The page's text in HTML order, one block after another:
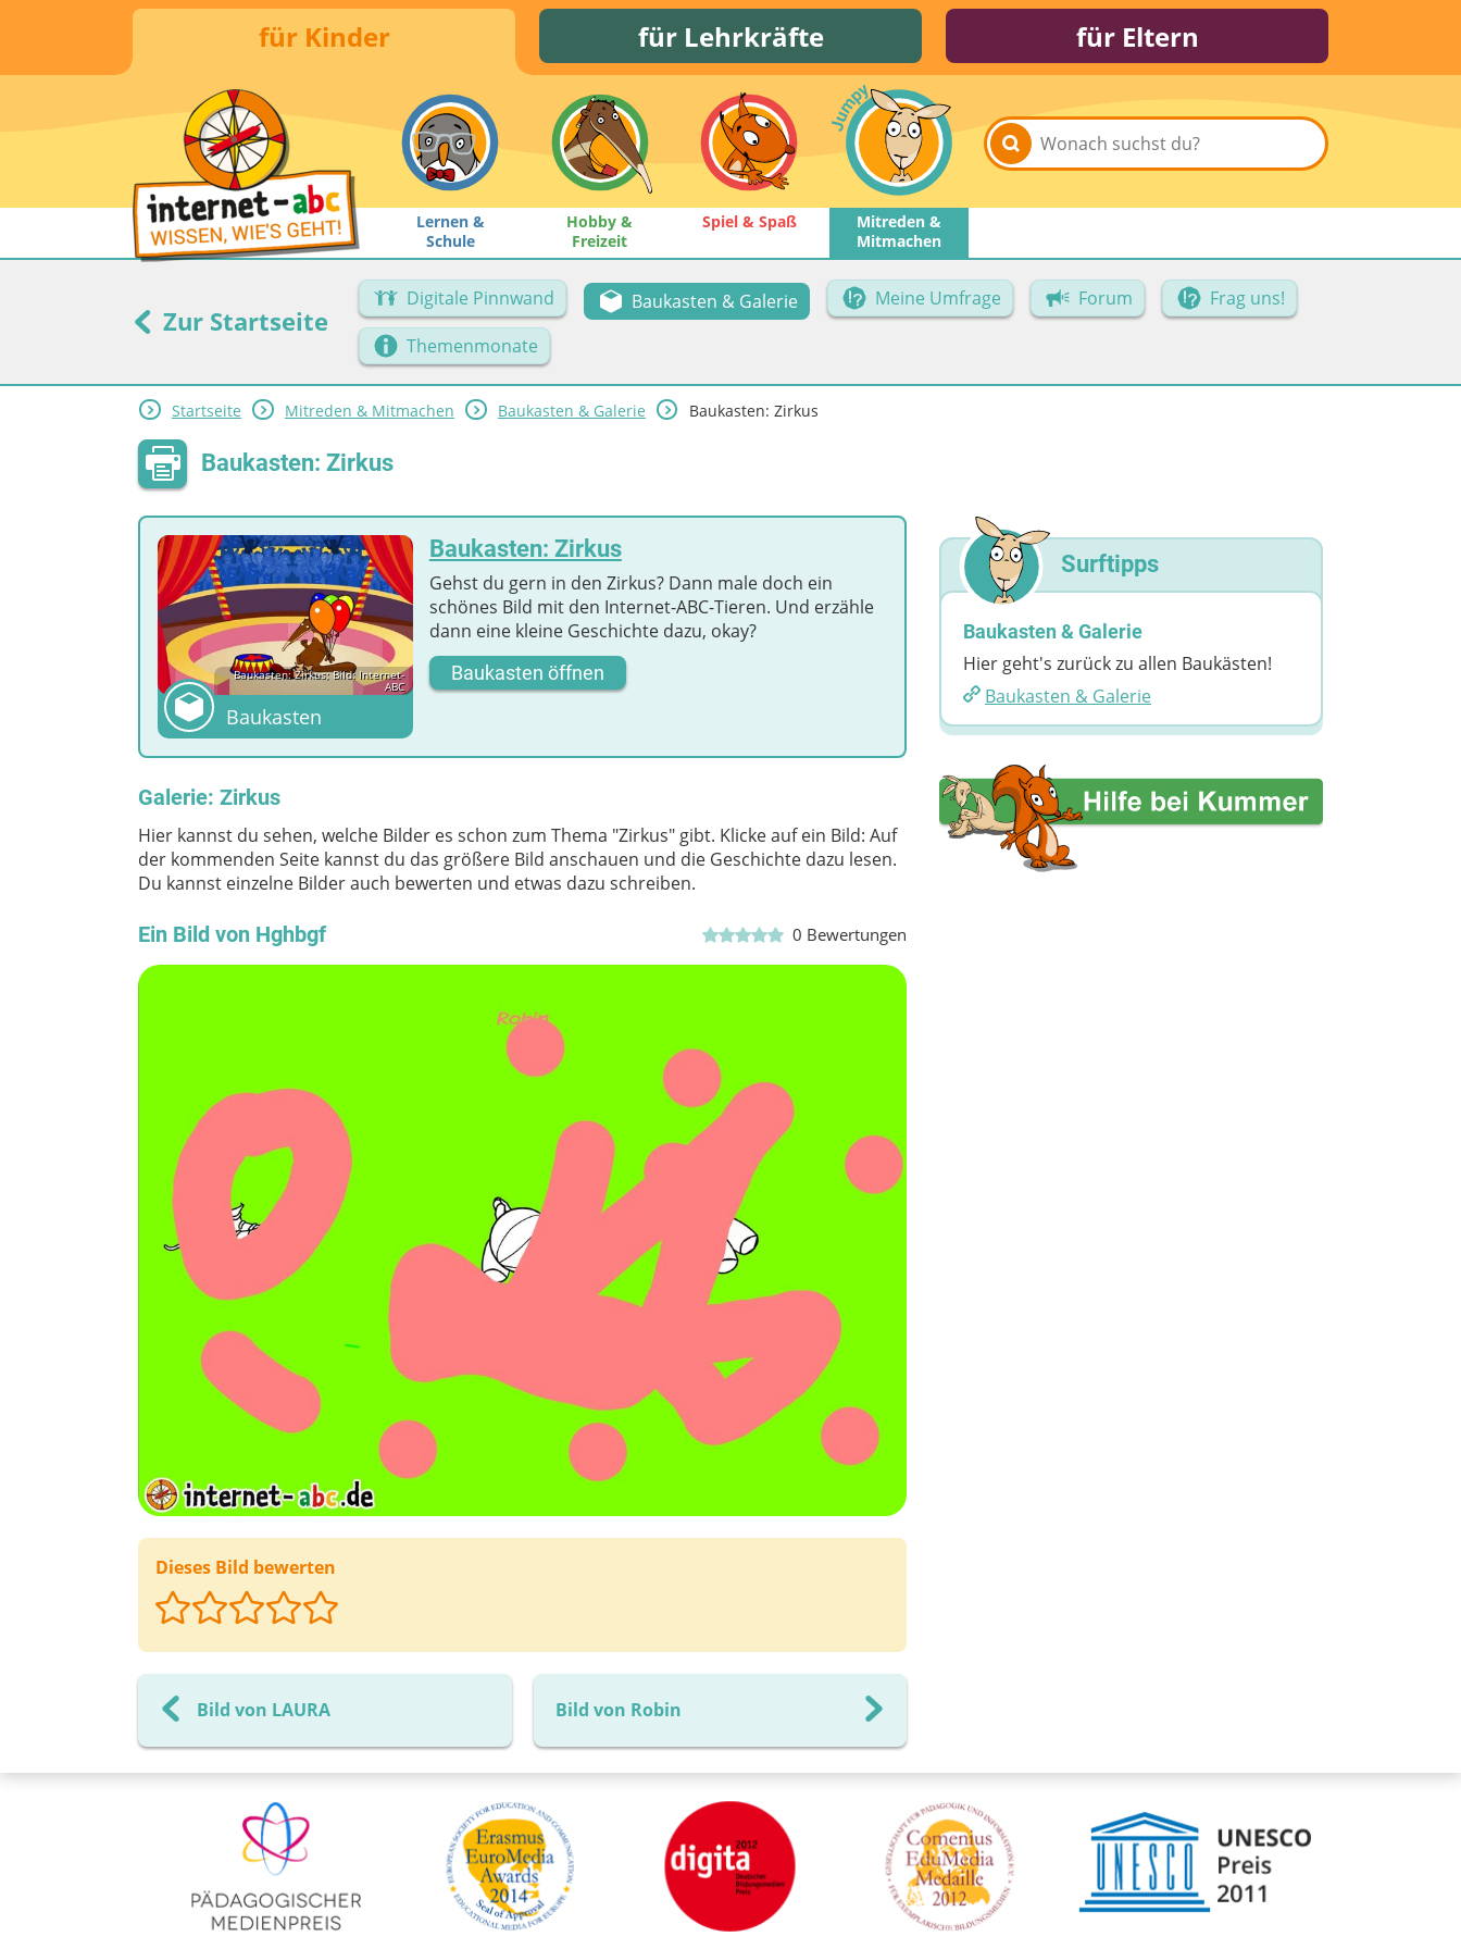
für Kinder für Lehrkräfte für Eltern
Lernen &
Schule
Hobby &
Freizeit
Spiel & Spaß
Mitreden &
Mitmachen
Zur Startseite
Digitale Pinnwand Baukasten & Galerie Meine Umfrage Forum
Frag uns!
Themenmonate
Startseite Mitreden & Mitmachen Baukasten & Galerie Baukasten: Zirkus
Baukasten: Zirkus
Baukasten: Zirkus; Bild: Internet-
ABC
Baukasten
Baukasten: Zirkus
Gehst du gern in den Zirkus? Dann male doch ein
schönes Bild mit den Internet-ABC-Tieren. Und erzähle
dann eine kleine Geschichte dazu, okay?
Baukasten öffnen
Galerie: Zirkus
Hier kannst du sehen, welche Bilder es schon zum Thema "Zirkus" gibt. Klicke auf ein Bild: Auf
der kommenden Seite kannst du das größere Bild anschauen und die Geschichte dazu lesen.
Du kannst einzelne Bilder auch bewerten und etwas dazu schreiben.
Ein Bild von Hghbgf 0 Bewertungen
Dieses Bild bewerten
Bild von LAURA Bild von Robin
Surftipps
Baukasten & Galerie
Hier geht's zurück zu allen Baukästen!
Baukasten & Galerie